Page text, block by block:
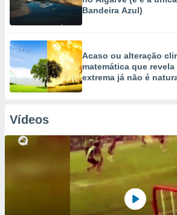
Bandeira Azul)
Acaso ou alteração
matemática que
extrema já não é
Vídeos